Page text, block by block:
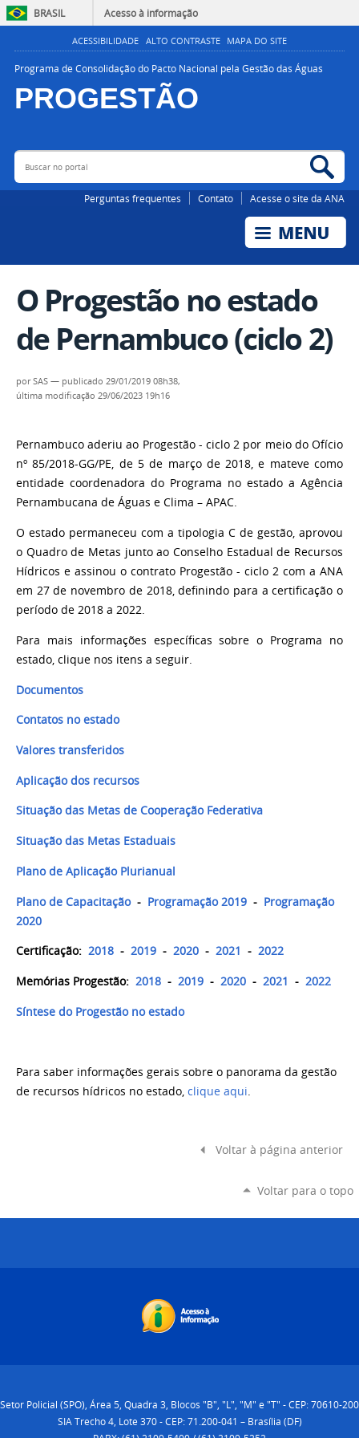
BRASIL Acesso à informação
ACESSIBILIDADE ALTO CONTRASTE MAPA DO SITE
Programa de Consolidação do Pacto Nacional pela Gestão das Águas
PROGESTÃO
AGÊNCIA NACIONAL DE ÁGUAS E SANEAMENTO BÁSICO
Buscar no portal
Perguntas frequentes Contato Acesse o site da ANA
O Progestão no estado
de Pernambuco (ciclo 2)
porSAS — publicado 29/01/2019 08h38,
última modificação 29/06/2023 19h16
Pernambuco aderiu ao Progestão - ciclo 2 por meio do Ofício
nº 85/2018-GG/PE, de 5 de março de 2018, e mateve como
entidade coordenadora do Programa no estado a Agência
Pernambucana de Águas e Clima – APAC.
O estado permaneceu com a tipologia C de gestão, aprovou
o Quadro de Metas junto ao Conselho Estadual de Recursos
Hídricos e assinou o contrato Progestão - ciclo 2 com a ANA
em 27 de novembro de 2018, definindo para a certificação o
período de 2018 a 2022.
Para mais informações específicas sobre o Programa no
estado, clique nos itens a seguir.
Documentos
Contatos no estado
Valores transferidos
Aplicação dos recursos
Situação das Metas de Cooperação Federativa
Situação das Metas Estaduais
Plano de Aplicação Plurianual
Plano de Capacitação- Programação 2019 - Programação
2020
Certificação: 2018 - 2019 - 2020 - 2021 - 2022
Memórias Progestão: 2018 - 2019 - 2020 - 2021 - 2022
Síntese do Progestão no estado
Para saber informações gerais sobre o panorama da gestão
de recursos hídricos no estado, clique aqui.
Voltar à página anterior
Voltar para o topo
Setor Policial (SPO), Área 5, Quadra 3, Blocos "B", "L", "M" e "T" - CEP: 70610-200
SIA Trecho 4, Lote 370 - CEP: 71.200-041 – Brasília (DF)